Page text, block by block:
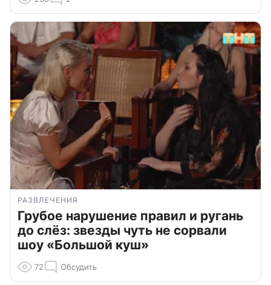
РАЗВЛЕЧЕНИЯ
Грубое нарушение правил и ругань
до слёз: звезды чуть не сорвали
шоу «Большой куш»
72 Обсудить